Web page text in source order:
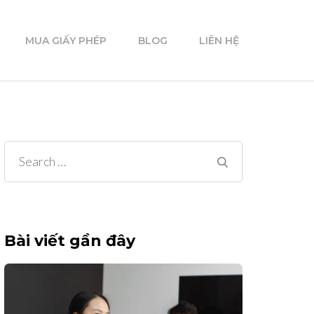
MUA GIẤY PHÉP BLOG LIÊN HỆ
Search
for:
Bài viết gần đây